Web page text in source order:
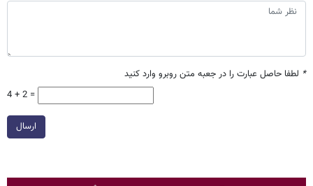
* لطفا حاصل عبارت را در جعبه متن روبرو وارد کنید
4 + 2 =
ارسال